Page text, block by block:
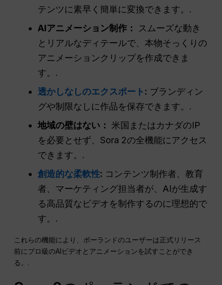
テンツに素早く簡単に変換できます。.
AIアニメーション制作：
スムーズな動き
とリアルなディテールで、本物そっくりの
アニメーションクリップを作成できま
す。.
透かしなしのエクスポート : ブランディン
グや制限なしに作品を保存できます。.
地域の壁はない： 米国またはカナダのIP
を必要とせず、Sora 2の全機能にアクセス
できます。.
創造的な柔軟性: コンテンツ制作者、教育
者、マーケティング担当者が、AIが生成す
る高品質なビデオを制作するのに理想的で
す。.
これらの機能により、ポーランドのユーザーは正式リリース
前にプロ級のAIビデオとアニメーションを試すことができ
る。.